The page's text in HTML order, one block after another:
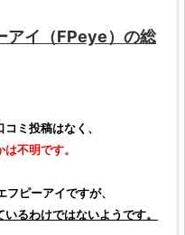
アイ （FPeye）の総
コミ投稿はなく、
不明です。
フピーアイですが、
るわけではないようです。